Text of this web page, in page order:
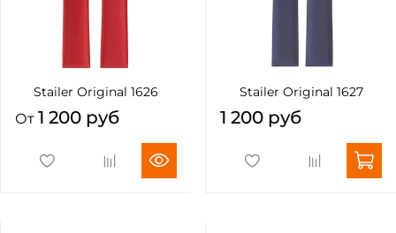
Stailer Original 1626
От 1 200 руб
Stailer Original 1627
1 200 руб